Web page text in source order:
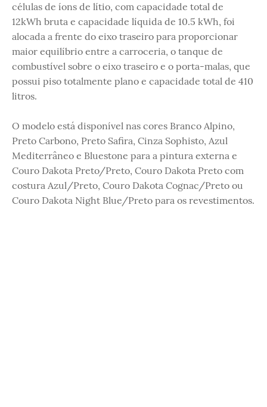
células de íons de lítio, com capacidade total de
12kWh bruta e capacidade líquida de 10.5 kWh, foi
alocada a frente do eixo traseiro para proporcionar
maior equilíbrio entre a carroceria, o tanque de
combustível sobre o eixo traseiro e o porta-malas, que
possui piso totalmente plano e capacidade total de 410
litros.
O modelo está disponível nas cores Branco Alpino,
Preto Carbono, Preto Safira, Cinza Sophisto, Azul
Mediterrâneo e Bluestone para a pintura externa e
Couro Dakota Preto/Preto, Couro Dakota Preto com
costura Azul/Preto, Couro Dakota Cognac/Preto ou
Couro Dakota Night Blue/Preto para os revestimentos.